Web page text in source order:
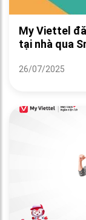
My Viettel
tại nhà qua
26/07/2025